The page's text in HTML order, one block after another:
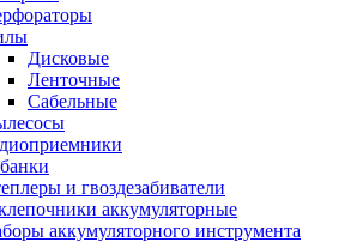
Дисковые
Ленточные
Сабельные
и гвоздезабиватели
аккумуляторные
аккумуляторного инструмента